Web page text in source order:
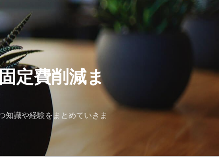
定費削減ま
知識や経験をまとめていきま